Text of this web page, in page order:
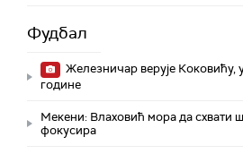
Фудбал
Железничар верује Коковићу,
године
Мекени: Влаховић мора да схвати
фокусира